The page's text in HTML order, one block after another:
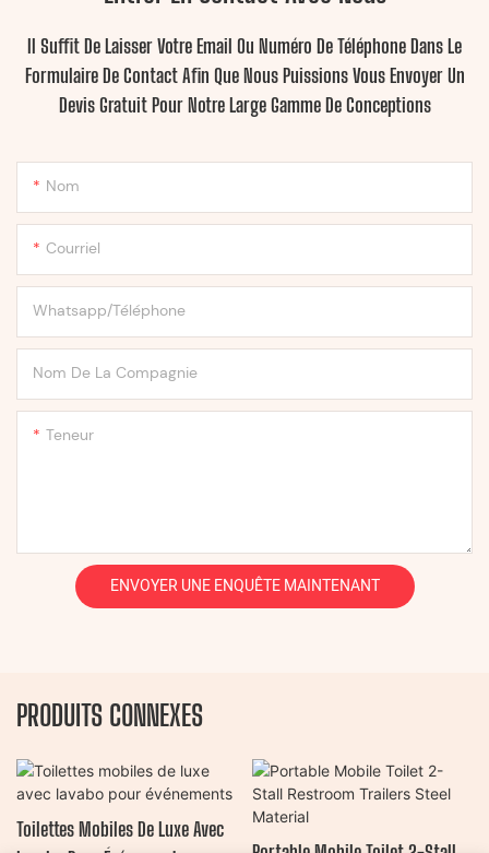
Il Suffit De Laisser Votre Email Ou Numéro De Téléphone Dans Le
Formulaire De Contact Afin Que Nous Puissions Vous Envoyer Un
Devis Gratuit Pour Notre Large Gamme De Conceptions
Nom
Courriel
Whatsapp/Téléphone
Nom De La Compagnie
Teneur
ENVOYER UNE ENQUÊTE MAINTENANT
PRODUITS CONNEXES
Toilettes Mobiles De Luxe Avec